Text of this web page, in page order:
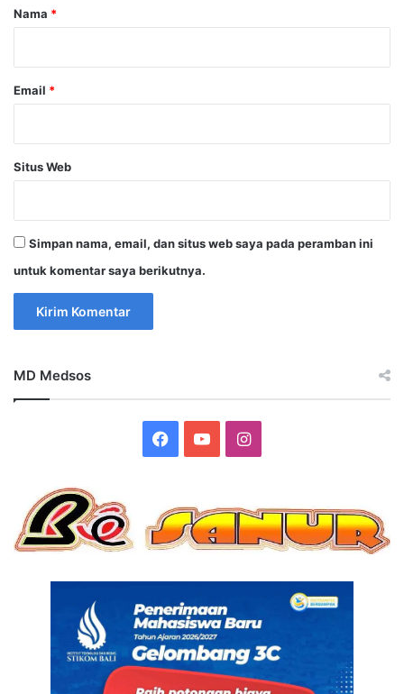
r
Nama *
Email *
Situs Web
Simpan nama, email, dan situs web saya pada peramban ini
untuk komentar saya berikutnya.
MD Medsos
Facebook
YouTubeInstagram